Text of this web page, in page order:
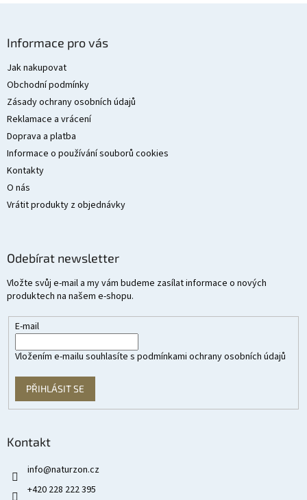
Informace pro vás
Jak nakupovat
Obchodní podmínky
Zásady ochrany osobních údajů
Reklamace a vrácení
Doprava a platba
Informace o používání souborů cookies
Kontakty
O nás
Vrátit produkty z objednávky
Odebírat newsletter
Vložte svůj e-mail a my vám budeme zasílat informace o nových
produktech na našem e-shopu.
E-mail
Vložením e-mailu souhlasíte s podmínkami ochrany osobních údajů
PŘIHLÁSIT SE
Kontakt
info@naturzon.cz
+420 228 222 395